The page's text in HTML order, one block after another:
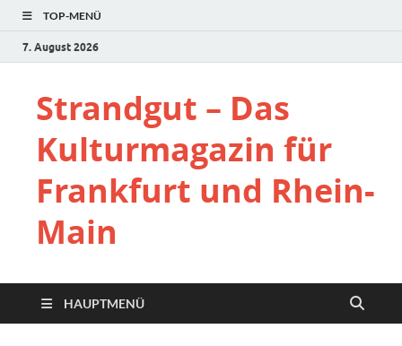
TOP-MENÜ
7. August 2026
Strandgut – Das
Kulturmagazin für
Frankfurt und Rhein-
Main
HAUPTMENÜ